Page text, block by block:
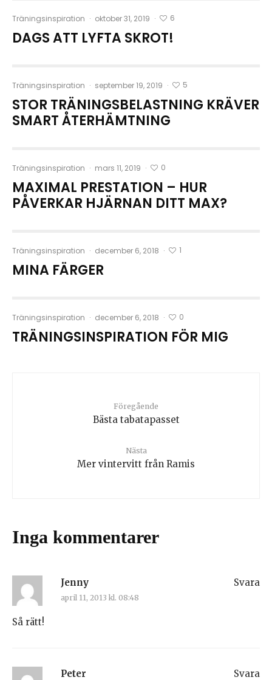
Träningsinspiration · oktober 31, 2019 · 6
DAGS ATT LYFTA SKROT!
Träningsinspiration · september 19, 2019 · 5
STOR TRÄNINGSBELASTNING KRÄVER
SMART ÅTERHÄMTNING
Träningsinspiration · mars 11, 2019 · 0
MAXIMAL PRESTATION – HUR
PÅVERKAR HJÄRNAN DITT MAX?
Träningsinspiration · december 6, 2018 · 1
MINA FÄRGER
Träningsinspiration · december 6, 2018 · 0
TRÄNINGSINSPIRATION FÖR MIG
Föregående
Bästa tabatapasset
Nästa
Mer vintervitt från Ramis
Inga kommentarer
Jenny
april 11, 2013 kl. 08:48
Så rätt!
Svara
Peter Svara